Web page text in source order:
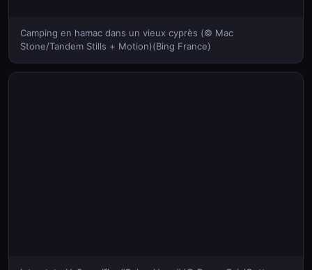
Camping en hamac dans un vieux cyprès (© Mac
Stone/Tandem Stills + Motion)(Bing France)